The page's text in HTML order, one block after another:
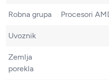
Robna grupa Procesori
Uvoznik
Zemlja
porekla